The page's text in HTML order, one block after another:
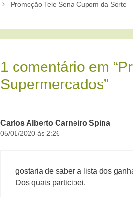
Promoção Tele Sena Cupom da Sorte
1 comentário em
Supermercados”
Carlos Alberto Carneiro Spina
05/01/2020 às 2:26
gostaria de saber a lista dos
Dos quais participei.